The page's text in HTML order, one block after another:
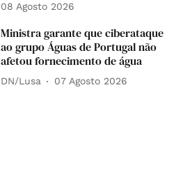
08 Agosto 2026
Ministra garante que ciberataque
ao grupo Águas de Portugal não
afetou fornecimento de água
DN/Lusa 07 Agosto 2026